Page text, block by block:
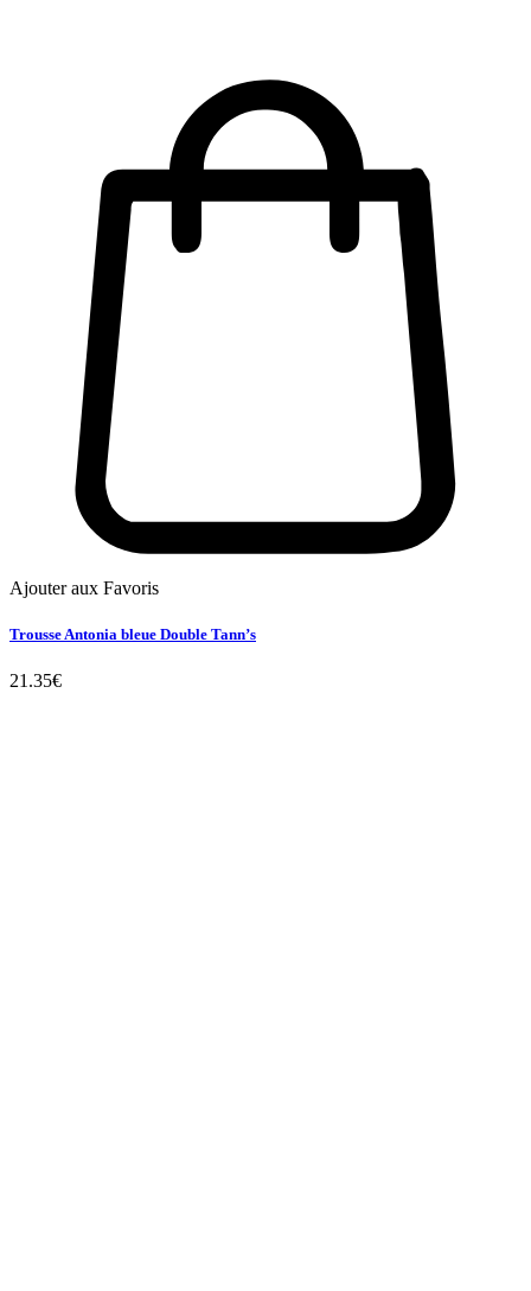
Ajouter aux Favoris
Trousse Antonia bleue Double Tann’s
21.35€